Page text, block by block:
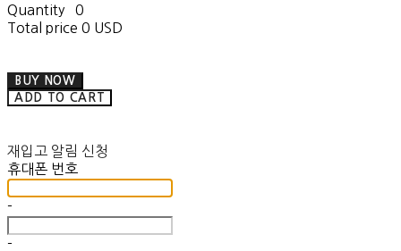
Quantity
0
Total price 0 USD
BUY NOW
ADD TO CART
재입고 알림 신청
휴대폰 번호
-
-